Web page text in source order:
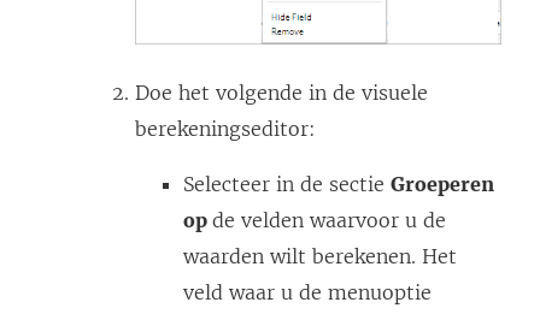
Doe het volgende in de visuele
berekeningseditor:
Selecteer in de sectie Groeperen
op de velden waarvoor u de
waarden wilt berekenen. Het
veld waar u de menuoptie